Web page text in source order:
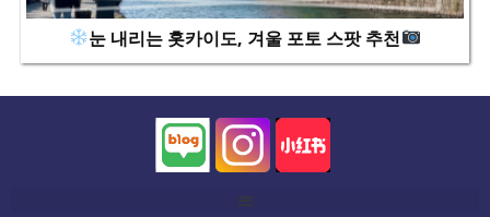
눈 내리는 홋카이도, 겨울 포토 스팟 추천